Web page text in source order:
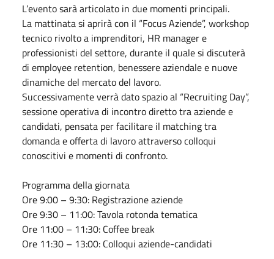
L’evento sarà articolato in due momenti principali.
La mattinata si aprirà con il “Focus Aziende”, workshop
tecnico rivolto a imprenditori, HR manager e
professionisti del settore, durante il quale si discuterà
di employee retention, benessere aziendale e nuove
dinamiche del mercato del lavoro.
Successivamente verrà dato spazio al “Recruiting Day”,
sessione operativa di incontro diretto tra aziende e
candidati, pensata per facilitare il matching tra
domanda e offerta di lavoro attraverso colloqui
conoscitivi e momenti di confronto.
Programma della giornata
Ore 9:00 – 9:30: Registrazione aziende
Ore 9:30 – 11:00: Tavola rotonda tematica
Ore 11:00 – 11:30: Coffee break
Ore 11:30 – 13:00: Colloqui aziende-candidati